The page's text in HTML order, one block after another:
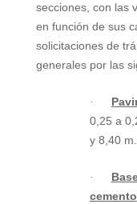
secciones, con las
en función de sus
solicitaciones de
generales por las
·
0,25 a
y 8,40 m
·
cemento